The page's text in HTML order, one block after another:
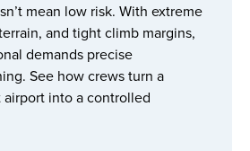
mean low risk. With extreme
and tight climb margins,
demands precise
See how crews turn a
into a controlled